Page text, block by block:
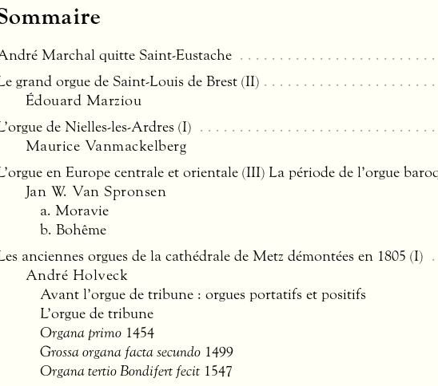
Marchal quitte Saint-Eustache
grand orgue de Saint-Louis de Brest (II)
Édouard Marziou
de Nielles-les-Ardres (I)
Maurice Vanmackelberg
en Europe centrale et orientale (III) La période de l’orgue
Jan W. Van Spronsen
a. Moravie
b. Bohême
anciennes orgues de la cathédrale de Metz démontées en 1805 (I)
André Holveck
Avant l’orgue de tribune : orgues portatifs et positifs
L’orgue de tribune
Organa primo 1454
Grossa organa facta secundo 1499
Organa tertio Bondifert fecit 1547